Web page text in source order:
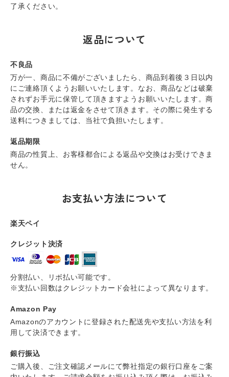
了承ください。
返品について
不良品
万が一、商品に不備がございましたら、商品到着後３日以内
にご連絡頂くようお願いいたします。なお、商品などは破棄
されずお手元に保管して頂きますようお願いいたします。商
品の交換、または返金をさせて頂きます。その際に発生する
送料につきましては、当社で負担いたします。
返品期限
商品の性質上、お客様都合による返品や交換はお受けできま
せん。
お支払い方法について
楽天ペイ
クレジット決済
分割払い、リボ払い可能です。
※支払い回数はクレジットカード会社によって異なります。
Amazon Pay
Amazonのアカウントに登録された配送先や支払い方法を利
用して決済できます。
銀行振込
ご購入後、ご注文確認メールにて弊社指定の銀行口座をご案